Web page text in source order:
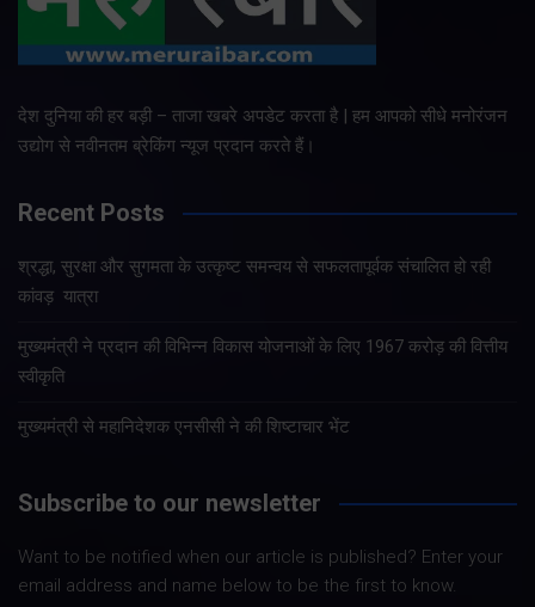
देश दुनिया की हर बड़ी – ताजा खबरे अपडेट करता है | हम आपको सीधे मनोरंजन
उद्योग से नवीनतम ब्रेकिंग न्यूज प्रदान करते हैं।
Recent Posts
श्रद्धा, सुरक्षा और सुगमता के उत्कृष्ट समन्वय से सफलतापूर्वक संचालित हो रही
कांवड़ यात्रा
मुख्यमंत्री ने प्रदान की विभिन्न विकास योजनाओं के लिए 1967 करोड़ की वित्तीय
स्वीकृति
मुख्यमंत्री से महानिदेशक एनसीसी ने की शिष्टाचार भेंट
Subscribe to our newsletter
Want to be notified when our article is published? Enter your
email address and name below to be the first to know.